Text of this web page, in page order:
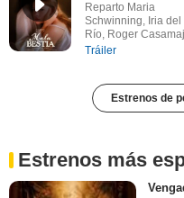
Reparto Maria
Schwinning, Iria del
Río, Roger
Tráiler
Estrenos de
Estrenos más